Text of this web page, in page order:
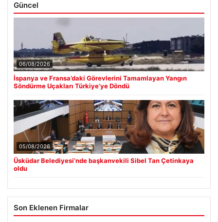
Güncel
06/08/2026
İspanya ve Fransa’daki Görevlerini Tamamlayan Yangın
Söndürme Uçakları Türkiye’ye Döndü
05/08/2026
Üsküdar Belediyesi’nde başkanvekili Sibel Tan Çetinkaya
oldu
Son Eklenen Firmalar